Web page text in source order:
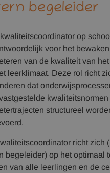
begeleider
op
voor het
van de kwaliteit van
leerklimaat. Deze rol richt
dat
kwaliteitsnormen
structureel
richt zich
begeleider) op het optimaal
van alle leerlingen en de